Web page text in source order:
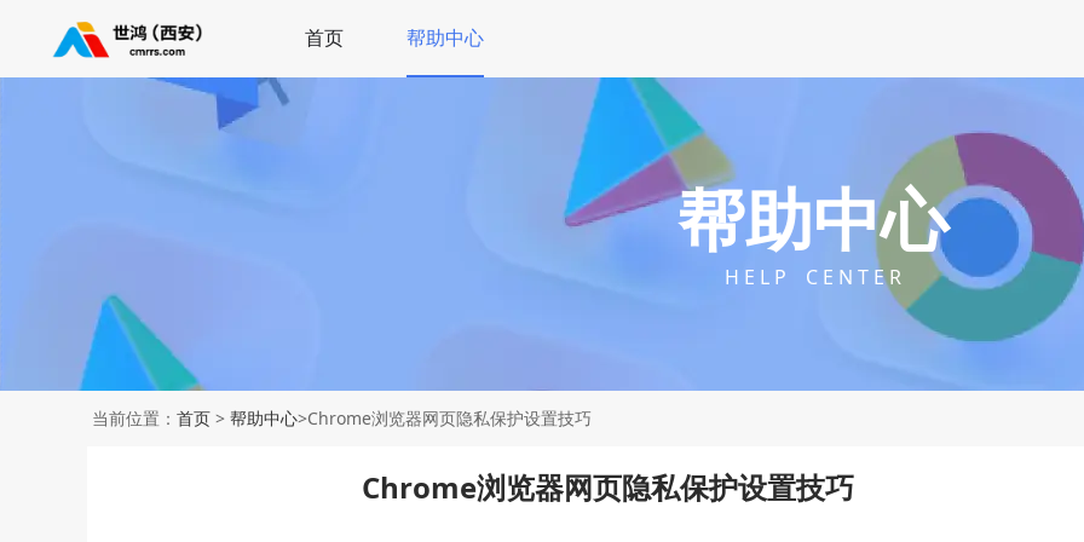
首页 帮助中心
帮助中心
H E L P C E N T E R
当前位置： 首页 > 帮助中心>Chrome浏览器网页隐私保护设置技巧
Chrome浏览器网页隐私保护设置技巧